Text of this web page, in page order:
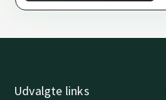
Udvalgte links